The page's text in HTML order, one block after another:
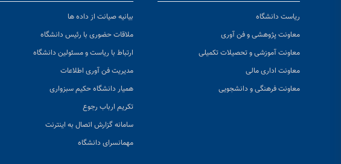
ریاست دانشگاه
معاونت پژوهشی و فن آوری
معاونت آموزشی و تحصیلات تکمیلی
معاونت اداری مالی
معاونت فرهنگی و دانشجویی
بیانیه صیانت از داده ها
ملاقات حضوری با رئیس دانشگاه
ارتباط با ریاست و مسئولین دانشگاه
مدیریت فن آوری اطلاعات
همیار دانشگاه حکیم سبزواری
تکریم ارباب رجوع
سامانه گزارش اتصال به اینترنت
مهمانسرای دانشگاه